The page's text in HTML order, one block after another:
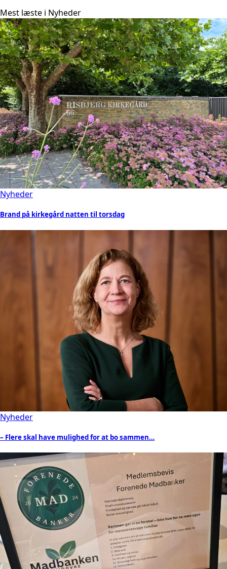
Mest læste i Nyheder
Nyheder
Brand på kirkegård natten til torsdag
Nyheder
– Flere skal have mulighed for at bo sammen…